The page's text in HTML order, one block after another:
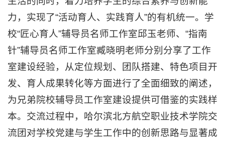
力，实现了“活动育人、实践育人”的有机统一。学
校“匠心育人”辅导员名师工作室邱玉老师、“指南
针”辅导员名师工作室臧晓明老师分别分享了工作
室建设经验，从定位规划、团队搭建、特色项目开
发、育人成果转化等方面进行了全面细致的阐述，
为兄弟院校辅导员工作室建设提供可借鉴的实践样
本。交流过程中，哈尔滨北方航空职业技术学院交
流团对学校党建与学生工作中的创新思路与显著成